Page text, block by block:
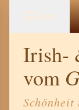
Menü
Irish-
vom